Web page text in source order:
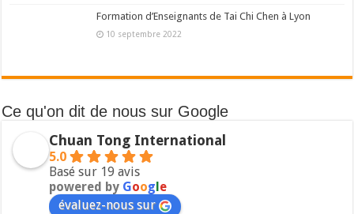
Formation d’Enseignants de Tai Chi Chen à Lyon
10 septembre 2022
Ce qu'on dit de nous sur Google
Chuan Tong International
5.0
Basé sur 19 avis
powered by Goog e
évaluez-nous sur